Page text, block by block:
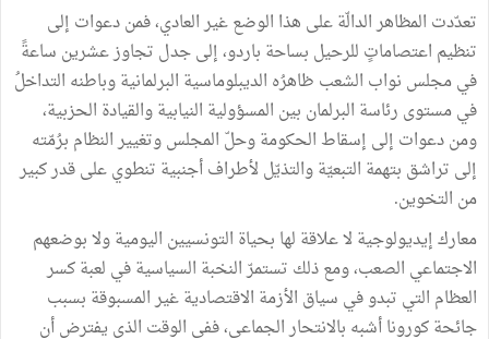
تعدّدت المظاهر الدالّة على هذا الوضع غير العادي، فمن دعوات إلى
تنظيم اعتصاماتٍ للرحيل بساحة باردو، إلى جدل تجاوز عشرين ساعةً
في مجلس نواب الشعب ظاهرُه الديبلوماسية البرلمانية وباطنه التداخلُ
في مستوى رئاسة البرلمان بين المسؤولية النيابية والقيادة الحزبية،
ومن دعوات إلى إسقاط الحكومة وحلّ المجلس وتغيير النظام برُمّته
إلى تراشق بتهمة التبعيّة والتذيّل لأطراف أجنبية تنطوي على قدر كبير
من التخوين.
معارك إيديولوجية لا علاقة لها بحياة التونسيين اليومية ولا بوضعهم
الاجتماعي الصعب، ومع ذلك تستمرّ النخبة السياسية في لعبة كسر
العظام التي تبدو في سياق الأزمة الاقتصادية غير المسبوقة بسبب
جائحة كورونا أشبه بالانتحار الجماعي، ففي الوقت الذي يفترض أن